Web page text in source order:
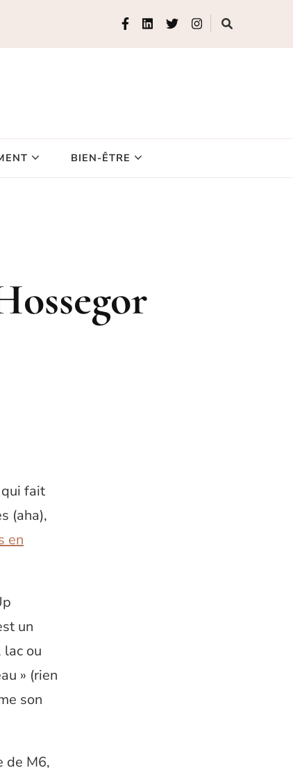
BIEN-ÊTRE
fait
(aha),
en
un
lac ou
» (rien
son
de M6,